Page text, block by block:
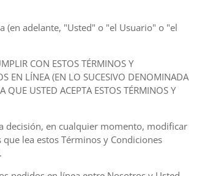
(en adelante, "Usted" o "el Usuario" o "el
CON ESTOS TÉRMINOS Y
EN LÍNEA (EN LO SUCESIVO DENOMINADA
USTED ACEPTA ESTOS TÉRMINOS Y
decisión, en cualquier momento, modificar
lea estos Términos y Condiciones